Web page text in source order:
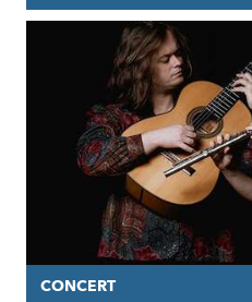
CONCERT